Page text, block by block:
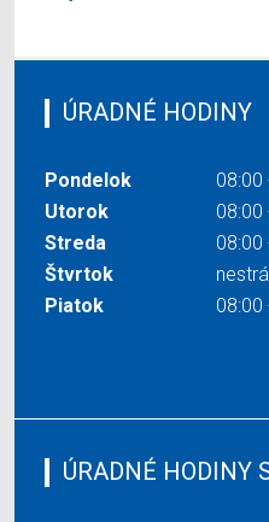
ÚRADNÉ HODINY
Pondelok
08:00
Utorok
08:00
Streda
08:00
Štvrtok
Piatok
08:00
ÚRADNÉ HODINY